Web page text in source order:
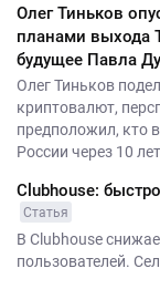
Олег Тиньков
планами выхода
будущее Павла
Олег Тиньков
криптовалют,
предположил, кто
России через 10
Clubhouse:
Статья
В Clubhouse
пользователей.